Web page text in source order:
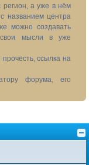
регион, а уже в нём
названием центра
можно создавать
мысли в уже
ссылка на
форума, его